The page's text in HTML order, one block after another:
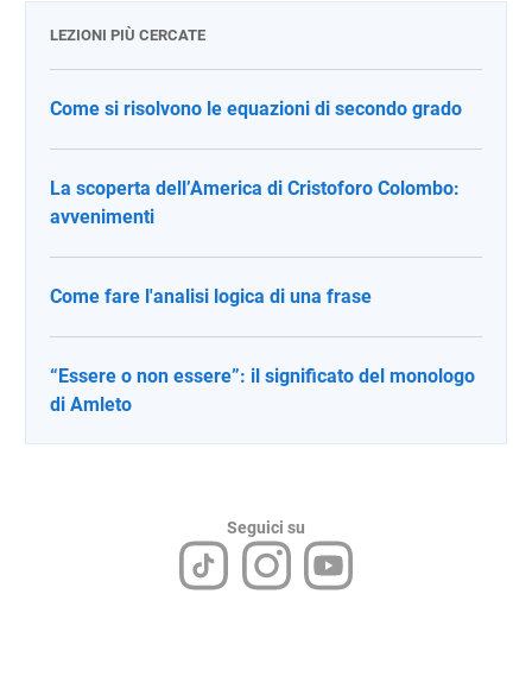
LEZIONI PIÙ CERCATE
Come si risolvono le equazioni di secondo grado
La scoperta dell’America di Cristoforo Colombo:
avvenimenti
Come fare l'analisi logica di una frase
“Essere o non essere”: il significato del monologo
di Amleto
Seguici su